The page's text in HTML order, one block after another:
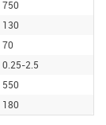
750
130
70
0.25-2.5
550
180